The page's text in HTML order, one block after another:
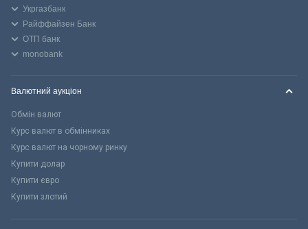
Укргазбанк
Райффайзен Банк
ОТП банк
monobank
Валютний аукціон
Обмін валют
Курс валют в обмінниках
Курс валют на чорному ринку
Купити долар
Купити євро
Купити злотий